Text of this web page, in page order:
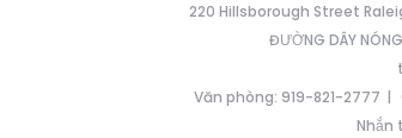
220 Hillsborough Street
ĐƯỜNG DÂY
Văn phòng: 919-821-2777
Nhắn